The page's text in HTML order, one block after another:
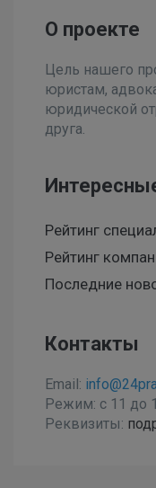
О проекте
Цель нашего
юристам,
юридической
друга.
Рейтинг
Рейтинг
Последние
Контакты
Email:
Режим: с 11 до
Реквизиты: